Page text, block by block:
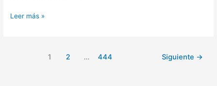
Leer más »
1 2 … 444 Siguiente →